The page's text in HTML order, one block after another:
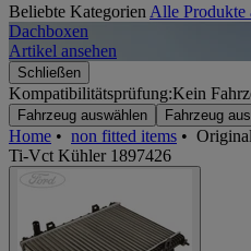
Beliebte Kategorien Alle Produkte
Dachboxen
Artikel ansehen
Schließen
Kompatibilitätsprüfung:Kein
Fahrzeug auswählen Fahrzeug
Home • non fitted items •
Ti-Vct Kühler 1897426